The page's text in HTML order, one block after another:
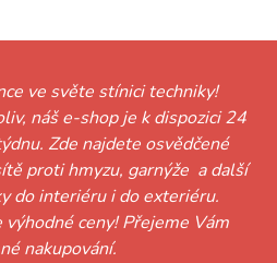
ve světe stínici techniky!
náš e-shop je k dispozici 24
Zde najdete osvědčené
proti hmyzu, garnýže a další
do interiéru i do exteriéru.
ceny! Přejeme Vám
nakupování.